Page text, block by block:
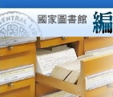
移至主內容